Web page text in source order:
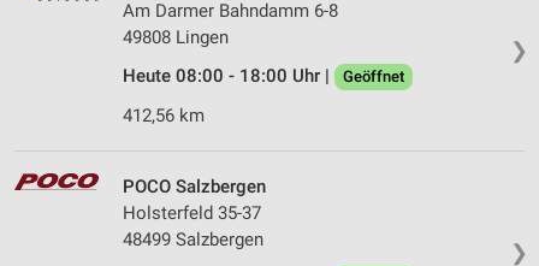
❯
Am Darmer Bahndamm 6-8
49808 Lingen
Heute 08:00 - 18:00 Uhr |
Geöffnet
412,56 km
❯
POCO Salzbergen
Holsterfeld 35-37
48499 Salzbergen